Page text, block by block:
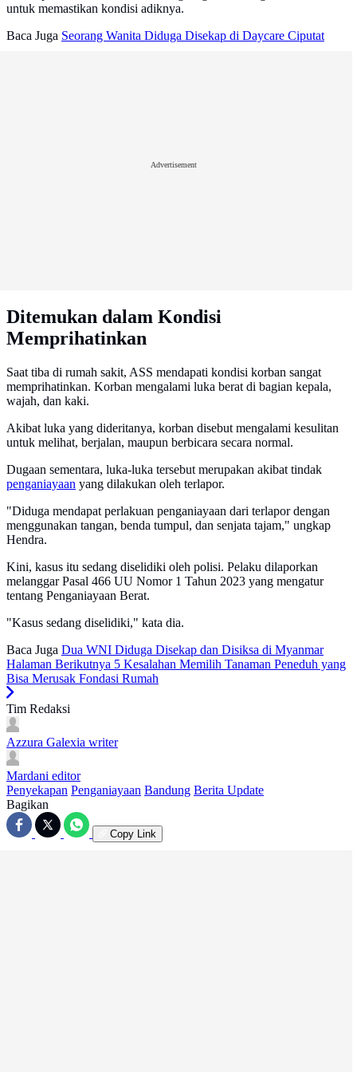
untuk memastikan kondisi adiknya.
Baca Juga Seorang Wanita Diduga Disekap di Daycare Ciputat
Advertisement
Ditemukan dalam Kondisi
Memprihatinkan
Saat tiba di rumah sakit, ASS mendapati kondisi korban sangat
memprihatinkan. Korban mengalami luka berat di bagian kepala,
wajah, dan kaki.
Akibat luka yang dideritanya, korban disebut mengalami kesulitan
untuk melihat, berjalan, maupun berbicara secara normal.
Dugaan sementara, luka-luka tersebut merupakan akibat tindak
penganiayaan yang dilakukan oleh terlapor.
"Diduga mendapat perlakuan penganiayaan dari terlapor dengan
menggunakan tangan, benda tumpul, dan senjata tajam," ungkap
Hendra.
Kini, kasus itu sedang diselidiki oleh polisi. Pelaku dilaporkan
melanggar Pasal 466 UU Nomor 1 Tahun 2023 yang mengatur
tentang Penganiayaan Berat.
"Kasus sedang diselidiki," kata dia.
Baca Juga Dua WNI Diduga Disekap dan Disiksa di Myanmar
Halaman Berikutnya 5 Kesalahan Memilih Tanaman Peneduh yang
Bisa Merusak Fondasi Rumah
Tim Redaksi
Azzura Galexia writer
Mardani editor
Penyekapan Penganiayaan Bandung Berita Update
Bagikan
Copy Link